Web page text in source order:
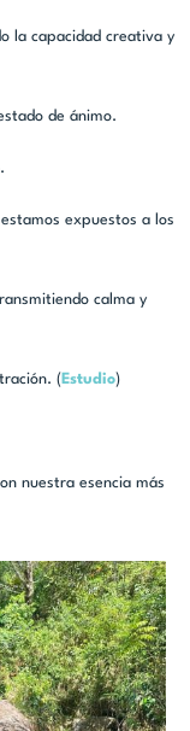
la capacidad creativa y
de ánimo.
expuestos a los
calma y
( Estudio)
nuestra esencia más